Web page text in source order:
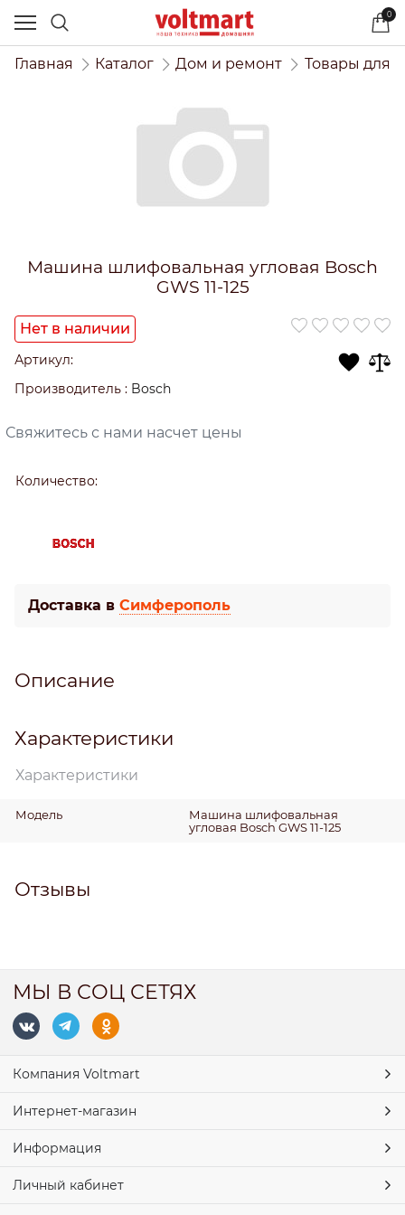
0
Главная Каталог Дом и ремонт Товары для
Машина шлифовальная угловая Bosch
GWS 11-125
Нет в наличии
Артикул:
Производитель : Bosch
Свяжитесь с нами насчет цены
Количество:
Доставка в Симферополь
Описание
Характеристики
Характеристики
Модель
Машина шлифовальная
угловая Bosch GWS 11-125
Отзывы
МЫ В СОЦ СЕТЯХ
Компания Voltmart
Интернет-магазин
Информация
Личный кабинет